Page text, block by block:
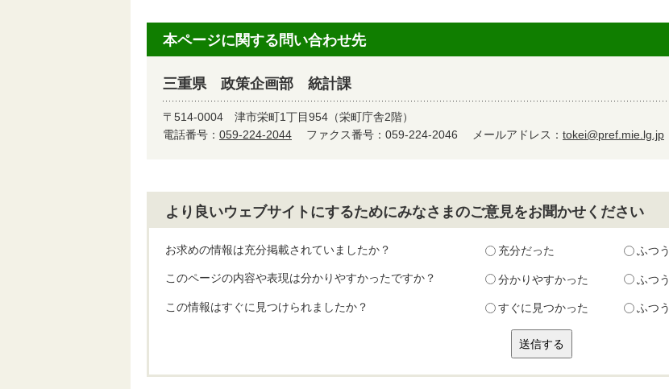
本ページに関する問い合わせ先
三重県 政策企画部 統計課
〒514-0004 津市栄町1丁目954（栄町庁舎2階）
電話番号： 059-224-2044 ファクス番号：059-224-2046 メールアドレス： tokei@pref.mie.lg.jp
より良いウェブサイトにするためにみなさまのご意見をお聞かせください
お求めの情報は充分掲載されていましたか？ 充分だった ふつう
このページの内容や表現は分かりやすかったですか？ 分かりやすかった ふつう
この情報はすぐに見つけられましたか？ すぐに見つかった ふつう